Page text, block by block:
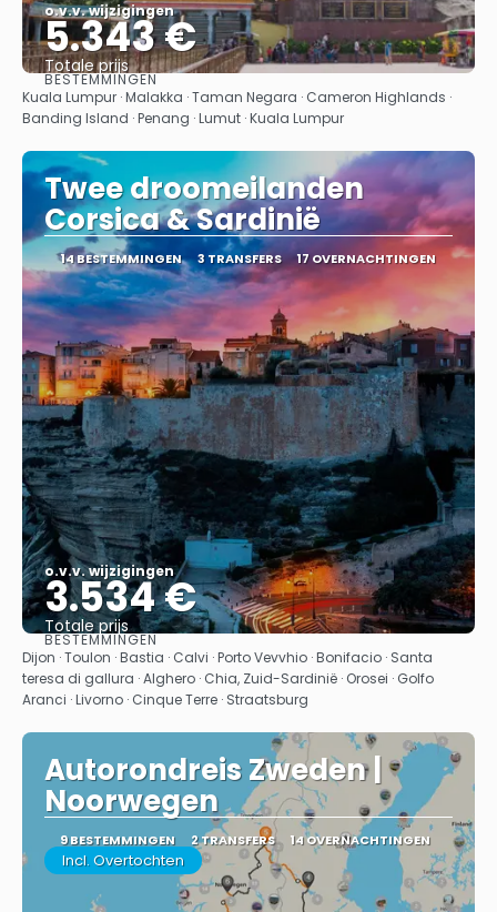
o.v.v. wijzigingen
5.343 €
Totale prijs
Bekijk
BESTEMMINGEN
Kuala Lumpur · Malakka · Taman Negara · Cameron Highlands ·
Banding Island · Penang · Lumut · Kuala Lumpur
Twee droomeilanden
Corsica & Sardinië
14 BESTEMMINGEN 3 TRANSFERS 17 OVERNACHTINGEN
o.v.v. wijzigingen
3.534 €
Totale prijs
Bekijk
BESTEMMINGEN
Dijon · Toulon · Bastia · Calvi · Porto Vevvhio · Bonifacio · Santa
teresa di gallura · Alghero · Chia, Zuid-Sardinië · Orosei · Golfo
Aranci · Livorno · Cinque Terre · Straatsburg
Autorondreis Zweden |
Noorwegen
9 BESTEMMINGEN 2 TRANSFERS 14 OVERNACHTINGEN
Incl. Overtochten